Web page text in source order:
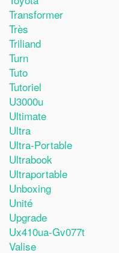
Transformer
Très
Triliand
Turn
Tuto
Tutoriel
U3000u
Ultimate
Ultra
Ultra-Portable
Ultrabook
Ultraportable
Unboxing
Unité
Upgrade
Ux410ua-Gv077t
Valise